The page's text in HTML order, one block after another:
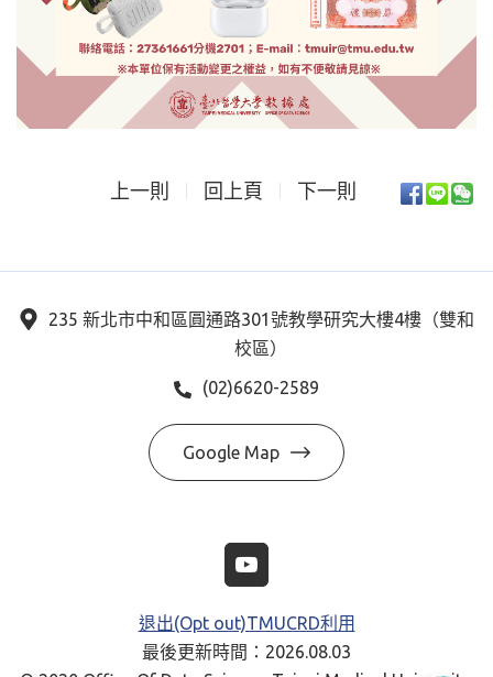
上一則 回上頁 下一則
235 新北市中和區圓通路301號教學研究大樓4樓（雙和
校區）
(02)6620-2589
Google Map
退出(Opt out)TMUCRD利用
最後更新時間：2026.08.03